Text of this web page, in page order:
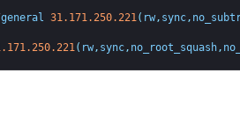
general 31.171.250.221( rw, sync,
( rw, sync, no_root_squash,